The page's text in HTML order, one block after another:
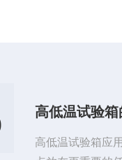
高低温试验
高低温试验箱应